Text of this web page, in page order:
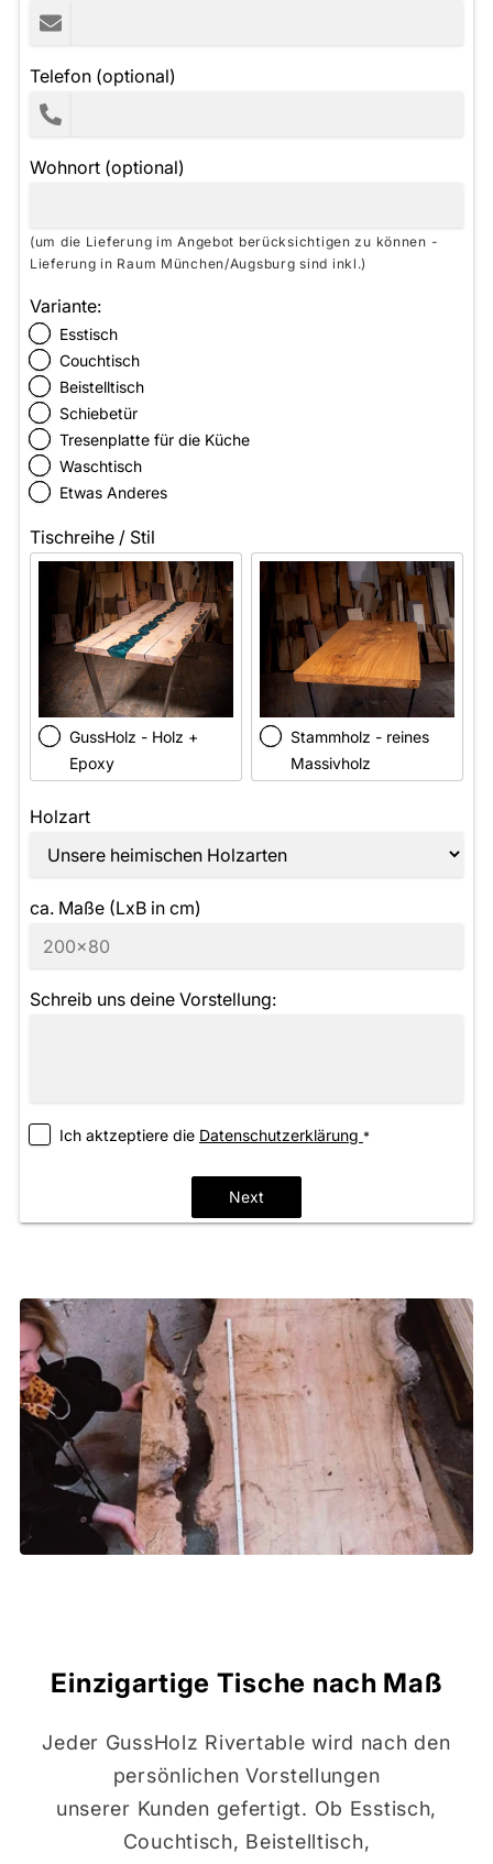
Telefon (optional)
Wohnort (optional)
(um die Lieferung im Angebot berücksichtigen zu können -
Lieferung in Raum München/Augsburg sind inkl.)
Variante:
Esstisch
Couchtisch
Beistelltisch
Schiebetür
Tresenplatte für die Küche
Waschtisch
Etwas Anderes
Tischreihe / Stil
GussHolz - Holz +
Epoxy
Stammholz - reines
Massivholz
Holzart
ca. Maße (LxB in cm)
Schreib uns deine Vorstellung:
Ich aktzeptiere die ­Datenschutzerklärung *
Next
Einzigartige Tische nach Maß
Jeder GussHolz Rivertable wird nach den
persönlichen Vorstellungen
unserer Kunden gefertigt. Ob Esstisch,
Couchtisch, Beistelltisch,